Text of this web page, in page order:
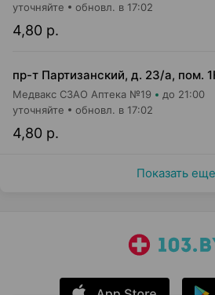
4,80 р.
уточняйте обновл. в 17:02
пр-т Партизанский, д. 23/а, пом.
Медвакс СЗАО Аптека №19 до 21:00
4,80 р.
уточняйте обновл. в 17:02
Показать еще